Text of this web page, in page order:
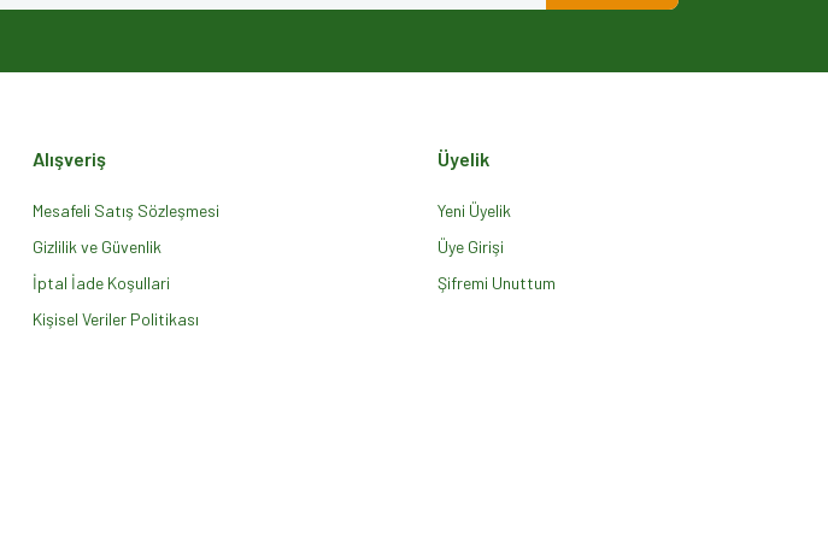
Gönder
Alışveriş
Mesafeli Satış Sözleşmesi
Gizlilik ve Güvenlik
İptal İade Koşullari
Kişisel Veriler Politikası
Üyelik
Yeni Üyelik
Üye Girişi
Şifremi Unuttum